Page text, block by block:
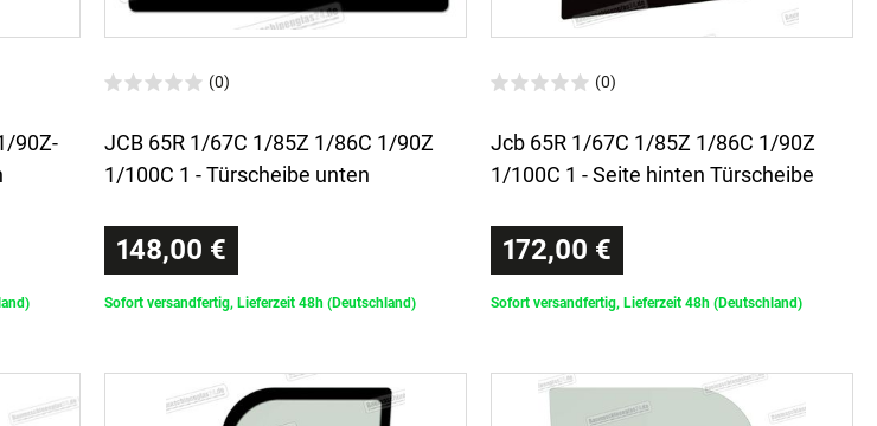
90Z-
(0)
JCB 65R 1/67C 1/85Z 1/86C 1/90Z
1/100C 1 - Türscheibe unten
148,00 €
Sofort versandfertig, Lieferzeit 48h (Deutschland)
(0)
Jcb 65R 1/67C 1/85Z 1/86C 1/90Z
1/100C 1 - Seite hinten Türscheibe
172,00 €
Sofort versandfertig, Lieferzeit 48h (Deutschland)